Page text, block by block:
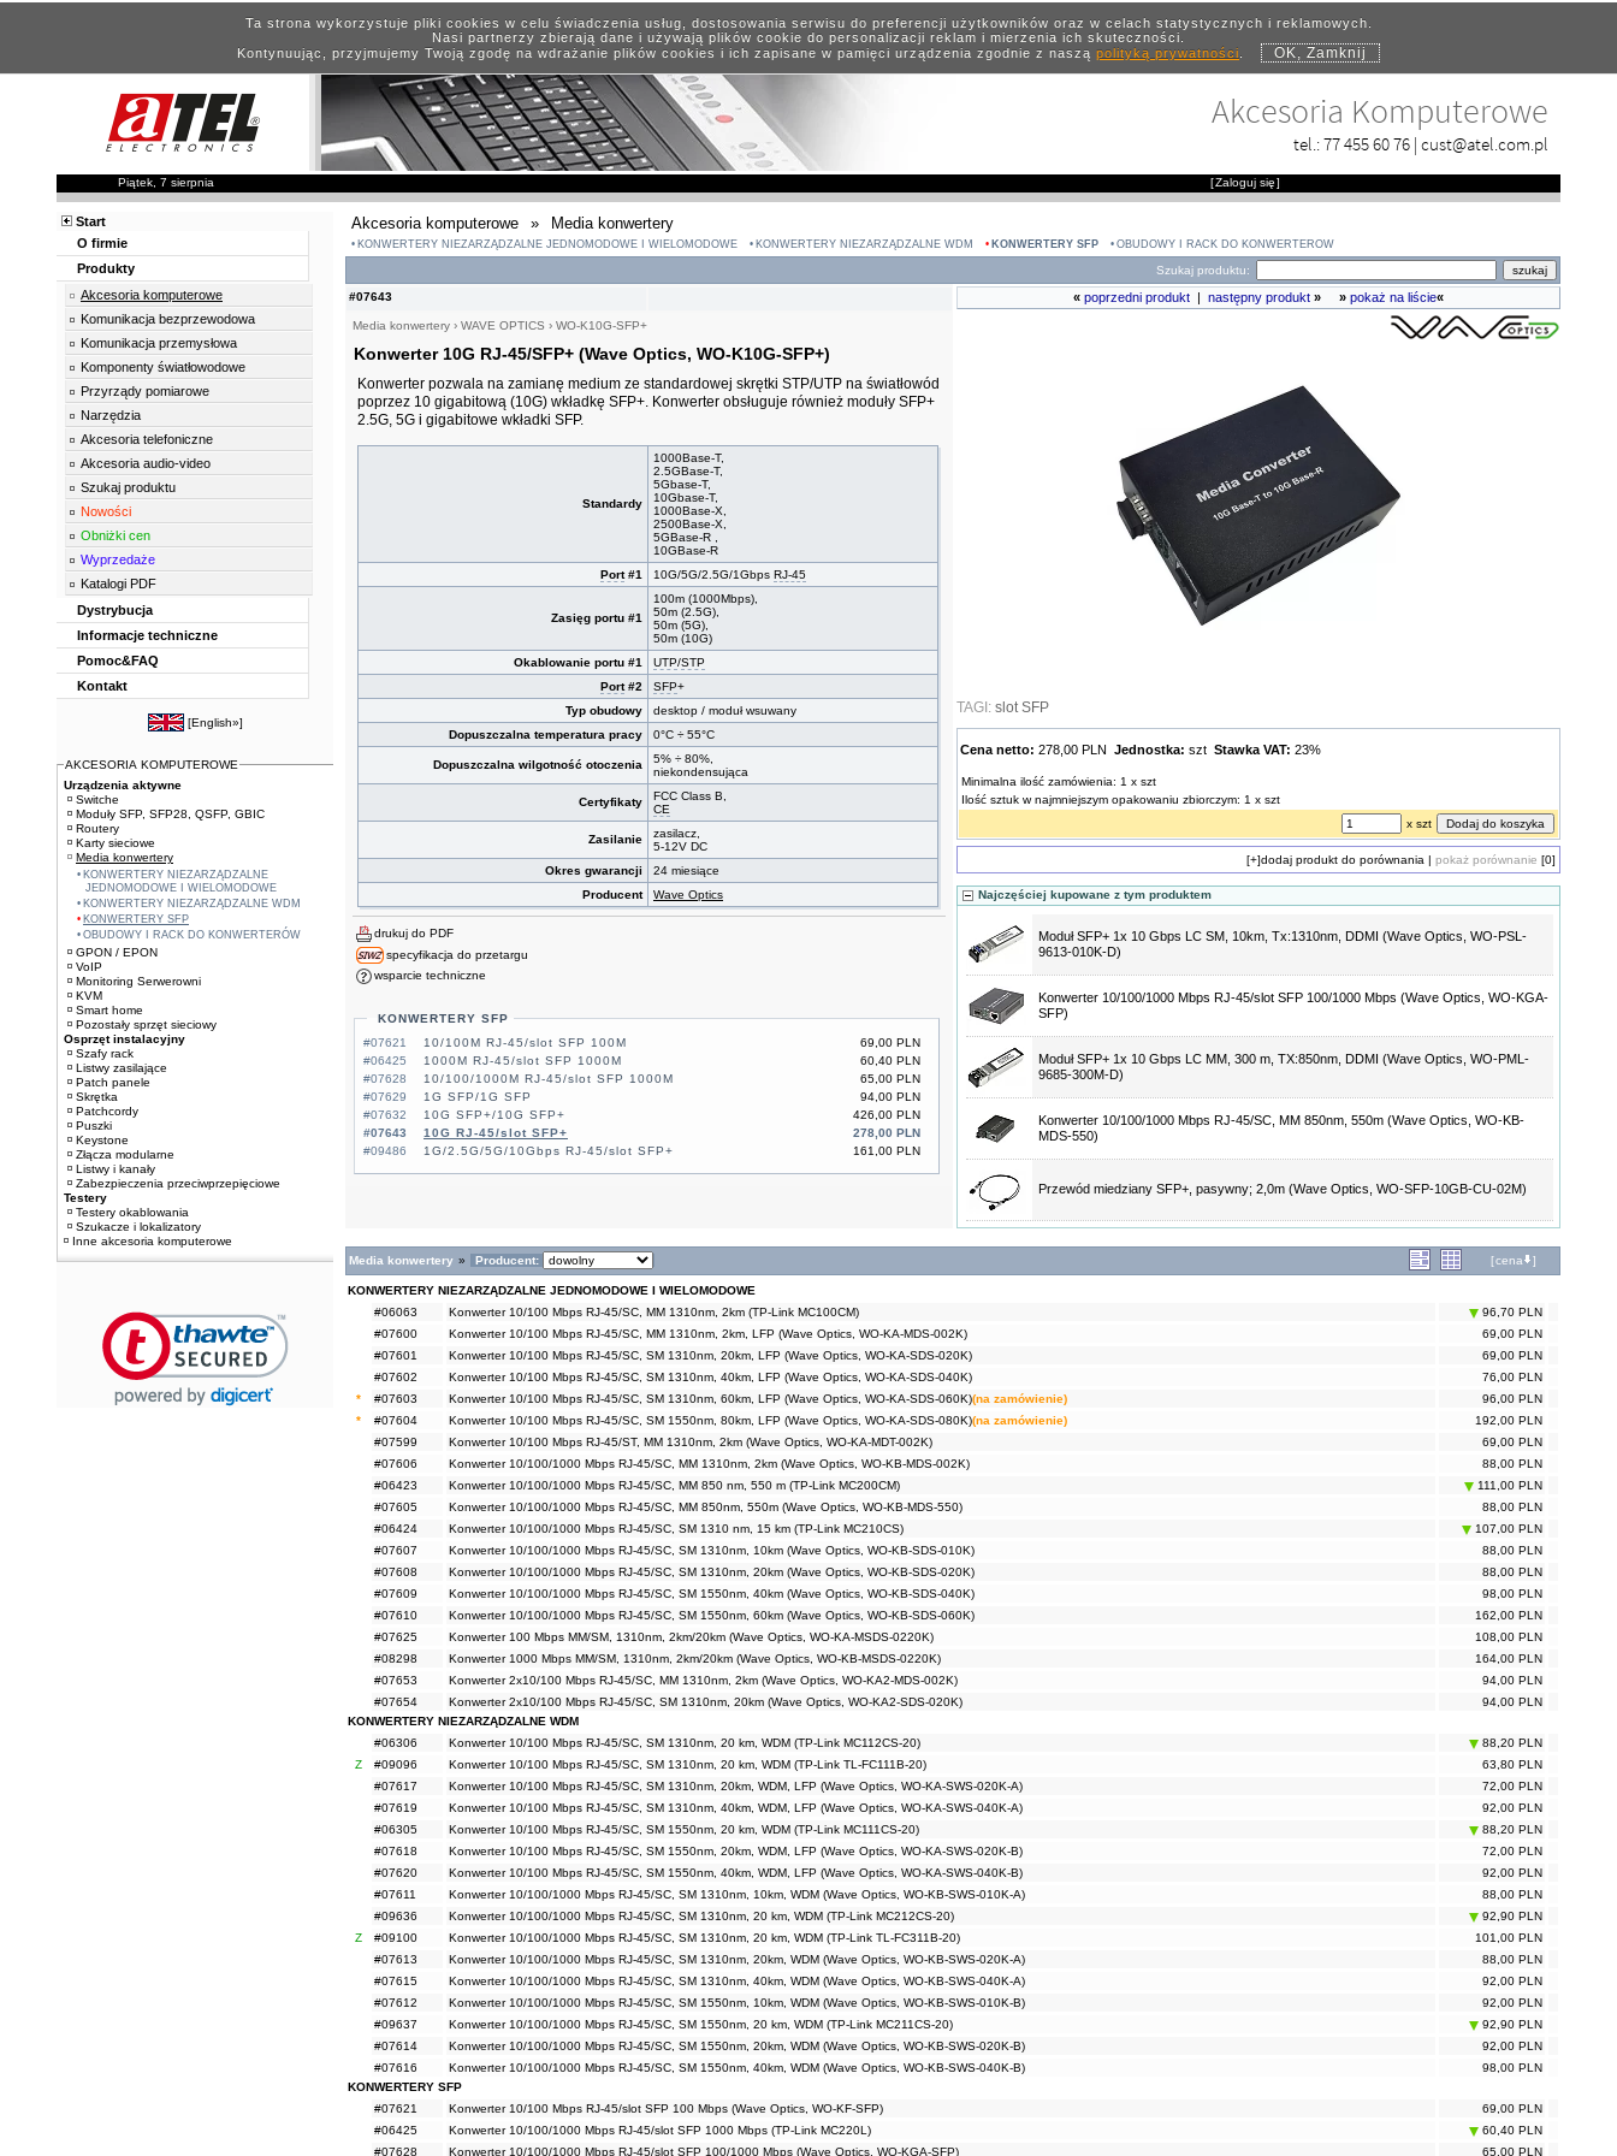
Ta strona wykorzystuje pliki cookies w celu świadczenia usług, dostosowania serwisu do preferencji użytkowników oraz w celach statystycznych i reklamowych.
Nasi partnerzy zbierają dane i używają plików cookie do personalizacji reklam i mierzenia ich skuteczności.
Kontynuując, przyjmujemy Twoją zgodę na wdrażanie plików cookies i ich zapisane w pamięci urządzenia zgodnie z naszą polityką prywatności. OK, Zamknij
Akcesoria Komputerowe
tel.:77 455 60 76 | cust@atel.com.pl
Piątek, 7 sierpnia [Zaloguj się]
Akcesoria komputerowe » Media konwertery
KONWERTERY NIEZARZĄDZALNE JEDNOMODOWE I WIELOMODOWE KONWERTERY NIEZARZĄDZALNE WDM KONWERTERY SFP OBUDOWY I RACK DO KONWERTERÓW
Szukaj produktu:
#07643
Media konwertery › WAVE OPTICS › WO-K10G-SFP+
Konwerter 10G RJ-45/SFP+ (Wave Optics, WO-K10G-SFP+)
Konwerter pozwala na zamianę medium ze standardowej skrętki STP/UTP na światłowód
poprzez 10 gigabitową (10G) wkładkę SFP+. Konwerter obsługuje również moduły SFP+
2.5G, 5G i gigabitowe wkładki SFP.
Standardy
1000Base-T,
2.5GBase-T,
5Gbase-T,
10Gbase-T,
1000Base-X,
2500Base-X,
5GBase-R ,
10GBase-R
Port#1 10G/5G/2.5G/1Gbps RJ-45
Zasięg portu #1
100m (1000Mbps),
50m (2.5G),
50m (5G),
50m (10G)
Okablowanie portu #1
UTP/STP
Port#2 SFP+
Typ obudowy
desktop / moduł wsuwany
Dopuszczalna temperatura pracy
0°C ÷ 55°C
Dopuszczalna wilgotność otoczenia
5% ÷ 80%,
niekondensująca
Certyfikaty
FCC Class B,
CE
Zasilanie
zasilacz,
5-12V DC
Okres gwarancji
24 miesiące
Producent
Wave Optics
drukuj do PDF
specyfikacja do przetargu
wsparcie techniczne
KONWERTERY SFP
#07621
69,00 PLN
10/100M RJ-45/slot SFP 100M
#06425
60,40 PLN
1000M RJ-45/slot SFP 1000M
#07628
65,00 PLN
10/100/1000M RJ-45/slot SFP 1000M
#07629
94,00 PLN
1G SFP/1G SFP
#07632
426,00 PLN
10G SFP+/10G SFP+
#07643
278,00 PLN
10G RJ-45/slot SFP+
#09486
161,00 PLN
1G/2.5G/5G/10Gbps RJ-45/slot SFP+
« poprzedni produkt następny produkt » » pokaż na liście«
TAGI: slot SFP
Cena netto: 278,00 PLN Jednostka: szt Stawka VAT: 23%
Minimalna ilość zamówienia: 1 x szt
Ilość sztuk w najmniejszym opakowaniu zbiorczym: 1 x szt
x szt
[+]dodaj produkt do porównania | pokaż porównanie [0]
Najczęściej kupowane z tym produktem
Moduł SFP+ 1x 10 Gbps LC SM, 10km, Tx:1310nm, DDMI (Wave Optics, WO-PSL-
9613-010K-D)
Konwerter 10/100/1000 Mbps RJ-45/slot SFP 100/1000 Mbps (Wave Optics, WO-KGA-
SFP)
Moduł SFP+ 1x 10 Gbps LC MM, 300 m, TX:850nm, DDMI (Wave Optics, WO-PML-
9685-300M-D)
Konwerter 10/100/1000 Mbps RJ-45/SC, MM 850nm, 550m (Wave Optics, WO-KB-
MDS-550)
Przewód miedziany SFP+, pasywny; 2,0m (Wave Optics, WO-SFP-10GB-CU-02M)
Media konwertery » Producent: [cena ]
KONWERTERY NIEZARZĄDZALNE JEDNOMODOWE I WIELOMODOWE
#06063
Konwerter 10/100 Mbps RJ-45/SC, MM 1310nm, 2km (TP-Link MC100CM)
96,70 PLN
#07600
Konwerter 10/100 Mbps RJ-45/SC, MM 1310nm, 2km, LFP (Wave Optics, WO-KA-MDS-002K)
69,00 PLN
#07601
Konwerter 10/100 Mbps RJ-45/SC, SM 1310nm, 20km, LFP (Wave Optics, WO-KA-SDS-020K)
69,00 PLN
#07602
Konwerter 10/100 Mbps RJ-45/SC, SM 1310nm, 40km, LFP (Wave Optics, WO-KA-SDS-040K)
76,00 PLN
*
#07603 Konwerter 10/100 Mbps RJ-45/SC, SM 1310nm, 60km, LFP (Wave Optics, WO-KA-SDS-060K)(na zamówienie)
96,00 PLN
*
#07604 Konwerter 10/100 Mbps RJ-45/SC, SM 1550nm, 80km, LFP (Wave Optics, WO-KA-SDS-080K)(na zamówienie)
192,00 PLN
#07599
Konwerter 10/100 Mbps RJ-45/ST, MM 1310nm, 2km (Wave Optics, WO-KA-MDT-002K)
69,00 PLN
#07606
Konwerter 10/100/1000 Mbps RJ-45/SC, MM 1310nm, 2km (Wave Optics, WO-KB-MDS-002K)
88,00 PLN
#06423
Konwerter 10/100/1000 Mbps RJ-45/SC, MM 850 nm, 550 m (TP-Link MC200CM)
111,00 PLN
#07605
Konwerter 10/100/1000 Mbps RJ-45/SC, MM 850nm, 550m (Wave Optics, WO-KB-MDS-550)
88,00 PLN
#06424
Konwerter 10/100/1000 Mbps RJ-45/SC, SM 1310 nm, 15 km (TP-Link MC210CS)
107,00 PLN
#07607
Konwerter 10/100/1000 Mbps RJ-45/SC, SM 1310nm, 10km (Wave Optics, WO-KB-SDS-010K)
88,00 PLN
#07608
Konwerter 10/100/1000 Mbps RJ-45/SC, SM 1310nm, 20km (Wave Optics, WO-KB-SDS-020K)
88,00 PLN
#07609
Konwerter 10/100/1000 Mbps RJ-45/SC, SM 1550nm, 40km (Wave Optics, WO-KB-SDS-040K)
98,00 PLN
#07610
Konwerter 10/100/1000 Mbps RJ-45/SC, SM 1550nm, 60km (Wave Optics, WO-KB-SDS-060K)
162,00 PLN
#07625
Konwerter 100 Mbps MM/SM, 1310nm, 2km/20km (Wave Optics, WO-KA-MSDS-0220K)
108,00 PLN
#08298
Konwerter 1000 Mbps MM/SM, 1310nm, 2km/20km (Wave Optics, WO-KB-MSDS-0220K)
164,00 PLN
#07653
Konwerter 2x10/100 Mbps RJ-45/SC, MM 1310nm, 2km (Wave Optics, WO-KA2-MDS-002K)
94,00 PLN
#07654
Konwerter 2x10/100 Mbps RJ-45/SC, SM 1310nm, 20km (Wave Optics, WO-KA2-SDS-020K)
94,00 PLN
KONWERTERY NIEZARZĄDZALNE WDM
#06306
Konwerter 10/100 Mbps RJ-45/SC, SM 1310nm, 20 km, WDM (TP-Link MC112CS-20)
88,20 PLN
Z
#09096 Konwerter 10/100 Mbps RJ-45/SC, SM 1310nm, 20 km, WDM (TP-Link TL-FC111B-20)
63,80 PLN
#07617
Konwerter 10/100 Mbps RJ-45/SC, SM 1310nm, 20km, WDM, LFP (Wave Optics, WO-KA-SWS-020K-A)
72,00 PLN
#07619
Konwerter 10/100 Mbps RJ-45/SC, SM 1310nm, 40km, WDM, LFP (Wave Optics, WO-KA-SWS-040K-A)
92,00 PLN
#06305
Konwerter 10/100 Mbps RJ-45/SC, SM 1550nm, 20 km, WDM (TP-Link MC111CS-20)
88,20 PLN
#07618
Konwerter 10/100 Mbps RJ-45/SC, SM 1550nm, 20km, WDM, LFP (Wave Optics, WO-KA-SWS-020K-B)
72,00 PLN
#07620
Konwerter 10/100 Mbps RJ-45/SC, SM 1550nm, 40km, WDM, LFP (Wave Optics, WO-KA-SWS-040K-B)
92,00 PLN
#07611
Konwerter 10/100/1000 Mbps RJ-45/SC, SM 1310nm, 10km, WDM (Wave Optics, WO-KB-SWS-010K-A)
88,00 PLN
#09636
Konwerter 10/100/1000 Mbps RJ-45/SC, SM 1310nm, 20 km, WDM (TP-Link MC212CS-20)
92,90 PLN
Z
#09100 Konwerter 10/100/1000 Mbps RJ-45/SC, SM 1310nm, 20 km, WDM (TP-Link TL-FC311B-20)
101,00 PLN
#07613
Konwerter 10/100/1000 Mbps RJ-45/SC, SM 1310nm, 20km, WDM (Wave Optics, WO-KB-SWS-020K-A)
88,00 PLN
#07615
Konwerter 10/100/1000 Mbps RJ-45/SC, SM 1310nm, 40km, WDM (Wave Optics, WO-KB-SWS-040K-A)
92,00 PLN
#07612
Konwerter 10/100/1000 Mbps RJ-45/SC, SM 1550nm, 10km, WDM (Wave Optics, WO-KB-SWS-010K-B)
92,00 PLN
#09637
Konwerter 10/100/1000 Mbps RJ-45/SC, SM 1550nm, 20 km, WDM (TP-Link MC211CS-20)
92,90 PLN
#07614
Konwerter 10/100/1000 Mbps RJ-45/SC, SM 1550nm, 20km, WDM (Wave Optics, WO-KB-SWS-020K-B)
92,00 PLN
#07616
Konwerter 10/100/1000 Mbps RJ-45/SC, SM 1550nm, 40km, WDM (Wave Optics, WO-KB-SWS-040K-B)
98,00 PLN
KONWERTERY SFP
#07621
Konwerter 10/100 Mbps RJ-45/slot SFP 100 Mbps (Wave Optics, WO-KF-SFP)
69,00 PLN
#06425
Konwerter 10/100/1000 Mbps RJ-45/slot SFP 1000 Mbps (TP-Link MC220L)
60,40 PLN
#07628
Konwerter 10/100/1000 Mbps RJ-45/slot SFP 100/1000 Mbps (Wave Optics, WO-KGA-SFP) 65,00 PLN
Start
O firmie
Produkty
Akcesoria komputerowe
Komunikacja bezprzewodowa
Komunikacja przemysłowa
Komponenty światłowodowe
Przyrządy pomiarowe
Narzędzia
Akcesoria telefoniczne
Akcesoria audio-video
Szukaj produktu
Nowości
Obniżki cen
Wyprzedaże
Katalogi PDF
Dystrybucja
Informacje techniczne
Pomoc&FAQ
Kontakt
[English»]
AKCESORIA KOMPUTEROWE
Urządzenia aktywne
Switche
Moduły SFP, SFP28, QSFP, GBIC
Routery
Karty sieciowe
Media konwertery
KONWERTERY NIEZARZĄDZALNE
JEDNOMODOWE I WIELOMODOWE
KONWERTERY NIEZARZĄDZALNE WDM
KONWERTERY SFP
OBUDOWY I RACK DO KONWERTERÓW
GPON / EPON
VoIP
Monitoring Serwerowni
KVM
Smart home
Pozostały sprzęt sieciowy
Osprzęt instalacyjny
Szafy rack
Listwy zasilające
Patch panele
Skrętka
Patchcordy
Puszki
Keystone
Złącza modularne
Listwy i kanały
Zabezpieczenia przeciwprzepięciowe
Testery
Testery okablowania
Szukacze i lokalizatory
Inne akcesoria komputerowe